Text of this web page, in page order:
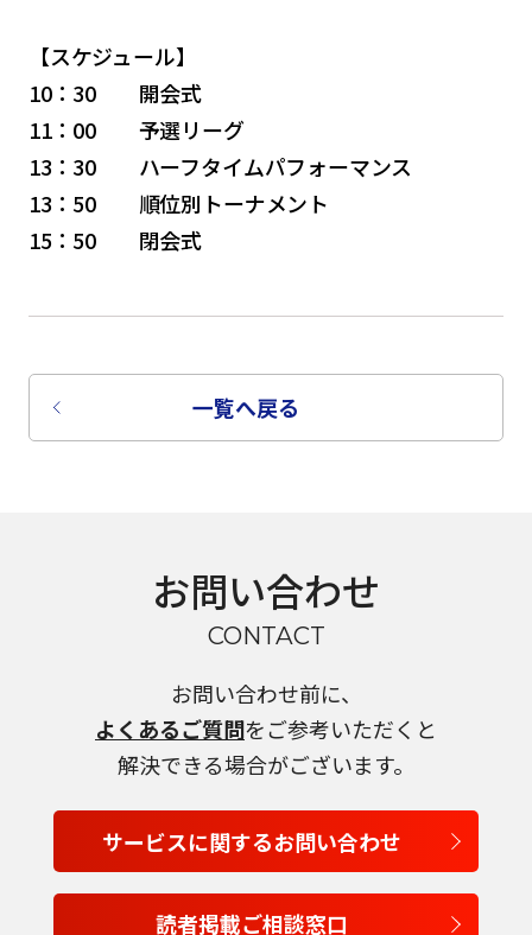
【スケジュール】
10：30 開会式
11：00 予選リーグ
13：30 ハーフタイムパフォーマンス
13：50 順位別トーナメント
15：50 閉会式
一覧へ戻る
お問い合わせ
CONTACT
お問い合わせ前に、
よくあるご質問をご参考いただくと
解決できる場合がございます。
サービスに関するお問い合わせ
読者掲載ご相談窓口